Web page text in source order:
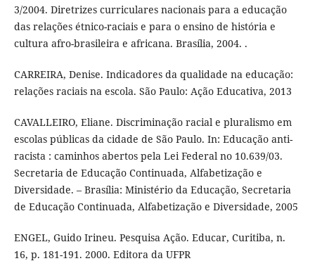
3/2004. Diretrizes curriculares nacionais para a educação
das relações étnico-raciais e para o ensino de história e
cultura afro-brasileira e africana. Brasília, 2004. .
CARREIRA, Denise. Indicadores da qualidade na educação:
relações raciais na escola. São Paulo: Ação Educativa, 2013
CAVALLEIRO, Eliane. Discriminação racial e pluralismo em
escolas públicas da cidade de São Paulo. In: Educação anti-
racista : caminhos abertos pela Lei Federal no 10.639/03.
Secretaria de Educação Continuada, Alfabetização e
Diversidade. – Brasília: Ministério da Educação, Secretaria
de Educação Continuada, Alfabetização e Diversidade, 2005
ENGEL, Guido Irineu. Pesquisa Ação. Educar, Curitiba, n.
16, p. 181-191. 2000. Editora da UFPR